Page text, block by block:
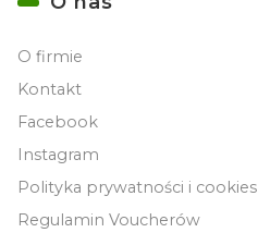
O firmie
Kontakt
Facebook
Instagram
Polityka prywatności i cookies
Regulamin Voucherów